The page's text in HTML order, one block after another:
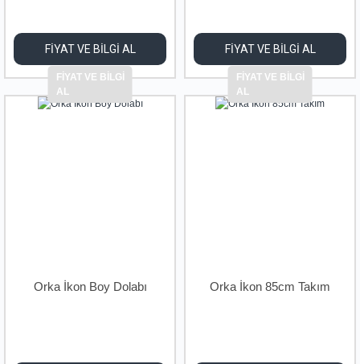
FİYAT VE BİLGİ AL
FİYAT VE BİLGİ
AL
FİYAT VE BİLGİ AL
FİYAT VE BİLGİ
AL
Orka İkon Boy Dolabı Orka İkon 85cm Takım